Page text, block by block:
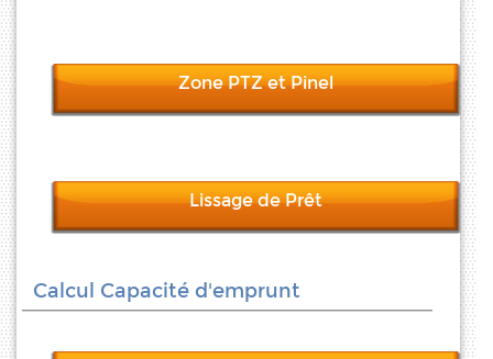
Zone PTZ et Pinel
Lissage de Prêt
Calcul Capacité d'emprunt